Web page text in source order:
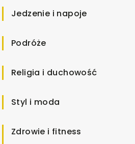
Jedzenie i napoje
Podróże
Religia i duchowość
Styl i moda
Zdrowie i fitness